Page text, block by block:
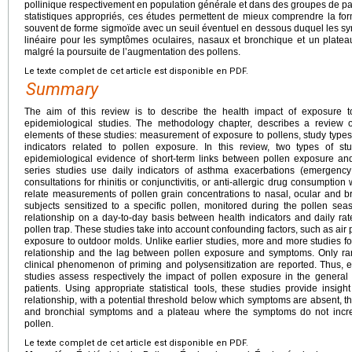
pollinique respectivement en population générale et dans des groupes de
statistiques appropriés, ces études permettent de mieux comprendre la
souvent de forme sigmoïde avec un seuil éventuel en dessous duquel les
linéaire pour les symptômes oculaires, nasaux et bronchique et un
malgré la poursuite de l’augmentation des pollens.
Le texte complet de cet article est disponible en PDF.
Summary
The aim of this review is to describe the health impact of exposure
epidemiological studies. The methodology chapter, describes a
elements of these studies: measurement of exposure to pollens, study
indicators related to pollen exposure. In this review, two types of
epidemiological evidence of short-term links between pollen exposure
series studies use daily indicators of asthma exacerbations
consultations for rhinitis or conjunctivitis, or anti-allergic drug
relate measurements of pollen grain concentrations to nasal, ocular and
subjects sensitized to a specific pollen, monitored during the pollen
relationship on a day-to-day basis between health indicators and daily
pollen trap. These studies take into account confounding factors, such as
exposure to outdoor molds. Unlike earlier studies, more and more studies
relationship and the lag between pollen exposure and symptoms. Only
clinical phenomenon of priming and polysensitization are reported. Thus,
studies assess respectively the impact of pollen exposure in the
patients. Using appropriate statistical tools, these studies provide
relationship, with a potential threshold below which symptoms are absent,
and bronchial symptoms and a plateau where the symptoms do not
pollen.
Le texte complet de cet article est disponible en PDF.